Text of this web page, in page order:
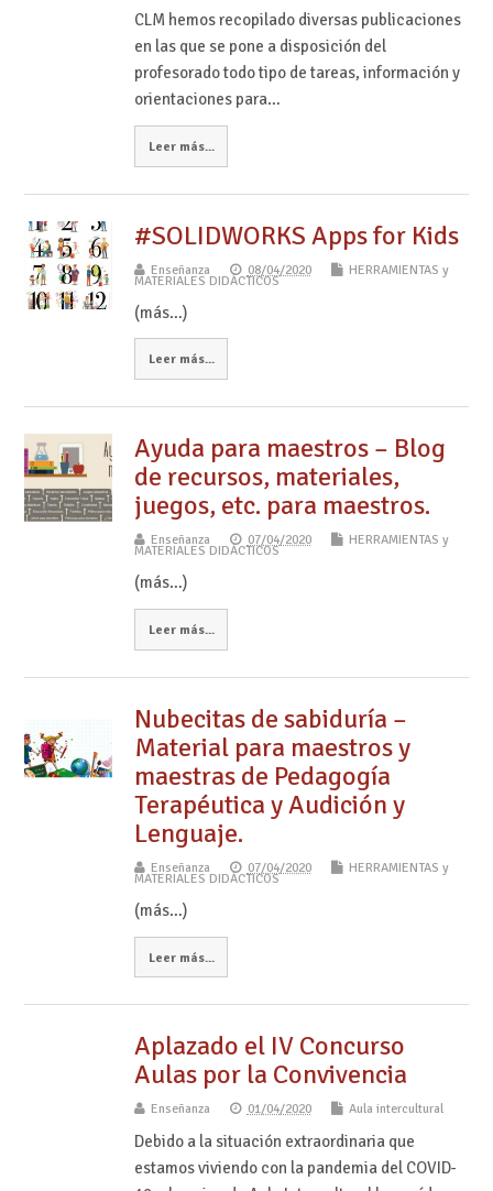
CLM hemos recopilado diversas publicaciones
en las que se pone a disposición del
profesorado todo tipo de tareas, información y
orientaciones para…
Leer más...
#SOLIDWORKS Apps for Kids
Enseñanza 08/04/2020 HERRAMIENTAS y
MATERIALES DIDÁCTICOS
(más…)
Leer más...
Ayuda para maestros – Blog
de recursos, materiales,
juegos, etc. para maestros.
Enseñanza 07/04/2020 HERRAMIENTAS y
MATERIALES DIDÁCTICOS
(más…)
Leer más...
Nubecitas de sabiduría –
Material para maestros y
maestras de Pedagogía
Terapéutica y Audición y
Lenguaje.
Enseñanza 07/04/2020 HERRAMIENTAS y
MATERIALES DIDÁCTICOS
(más…)
Leer más...
Aplazado el IV Concurso
Aulas por la Convivencia
Enseñanza 01/04/2020 Aula intercultural
Debido a la situación extraordinaria que
estamos viviendo con la pandemia del COVID-